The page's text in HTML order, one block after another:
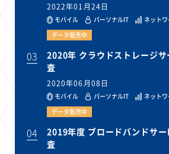
2022年01月24日
モバイル パーソナルIT
ネットワ
データ販売中
03
2020年 クラウドストレージ
査
2020年06月08日
モバイル パーソナルIT ネットワ
データ販売中
04
2019年度 ブロードバンドサ
査